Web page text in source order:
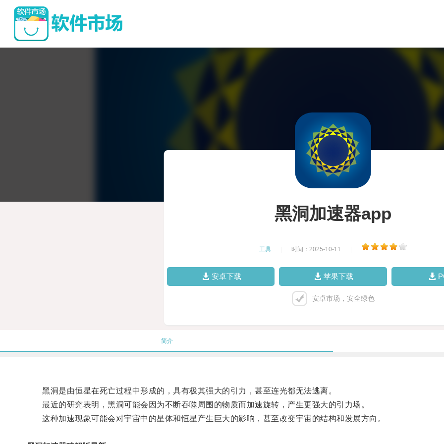
黑洞加速器app
工具 时间：2025-10-11
安卓下载 苹果下载
安卓市场，安全绿色
简介
黑洞是由恒星在死亡过程中形成的，具有极其强大的引力，甚至连光都无法逃离。
最近的研究表明，黑洞可能会因为不断吞噬周围的物质而加速旋转，产生更强大的引力场。
这种加速现象可能会对宇宙中的星体和恒星产生巨大的影响，甚至改变宇宙的结构和发展方向。